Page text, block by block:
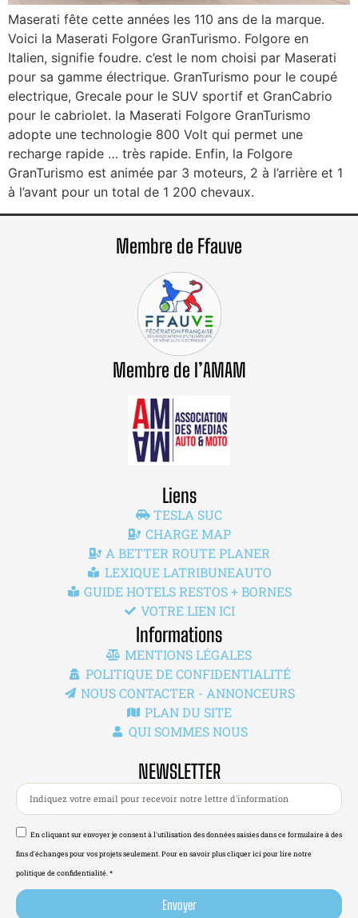
Maserati fête cette années les 110 ans de la marque.
Voici la Maserati Folgore GranTurismo. Folgore en
Italien, signifie foudre. c’est le nom choisi par Maserati
pour sa gamme électrique. GranTurismo pour le coupé
electrique, Grecale pour le SUV sportif et GranCabrio
pour le cabriolet. la Maserati Folgore GranTurismo
adopte une technologie 800 Volt qui permet une
recharge rapide … très rapide. Enfin, la Folgore
GranTurismo est animée par 3 moteurs, 2 à l’arrière et 1
à l’avant pour un total de 1 200 chevaux.
Membre de Ffauve
Membre de l’AMAM
Liens
TESLA SUC
CHARGE MAP
A BETTER ROUTE PLANER
LEXIQUE LATRIBUNEAUTO
GUIDE HOTELS RESTOS + BORNES
VOTRE LIEN ICI
Informations
MENTIONS LÉGALES
POLITIQUE DE CONFIDENTIALITÉ
NOUS CONTACTER - ANNONCEURS
PLAN DU SITE
QUI SOMMES NOUS
NEWSLETTER
En cliquant sur envoyer je consent à l'utilisation des données saisies dans ce formulaire à des
fins d'échanges pour vos projets seulement. Pour en savoir plus cliquer ici pour lire notre
politique de confidentialité. *
Envoyer